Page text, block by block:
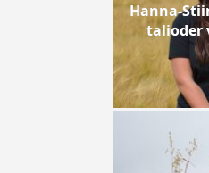
Hanna-
talioder